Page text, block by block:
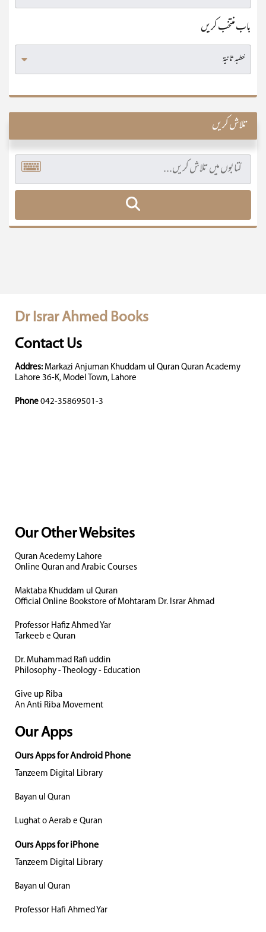
باب منتخب کریں
تلاش کریں
Dr Israr Ahmed Books
Contact Us
Addres: Markazi Anjuman Khuddam ul Quran Quran Academy
Lahore 36-K, Model Town, Lahore
Phone 042-35869501-3
Our Other Websites
Quran Acedemy Lahore
Online Quran and Arabic Courses
Maktaba Khuddam ul Quran
Official Online Bookstore of Mohtaram Dr. Israr Ahmad
Professor Hafiz Ahmed Yar
Tarkeeb e Quran
Dr. Muhammad Rafi uddin
Philosophy - Theology - Education
Give up Riba
An Anti Riba Movement
Our Apps
Ours Apps for Android Phone
Tanzeem Digital Library
Bayan ul Quran
Lughat o Aerab e Quran
Ours Apps for iPhone
Tanzeem Digital Library
Bayan ul Quran
Professor Hafi Ahmed Yar